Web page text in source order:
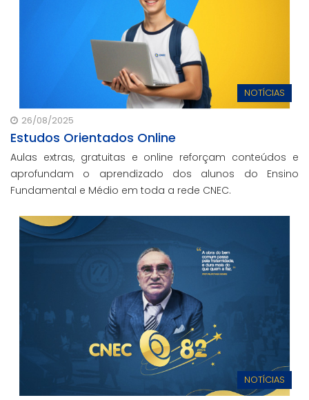
NOTÍCIAS
26/08/2025
Estudos Orientados Online
Aulas extras, gratuitas e online reforçam conteúdos e
aprofundam o aprendizado dos alunos do Ensino
Fundamental e Médio em toda a rede CNEC.
NOTÍCIAS